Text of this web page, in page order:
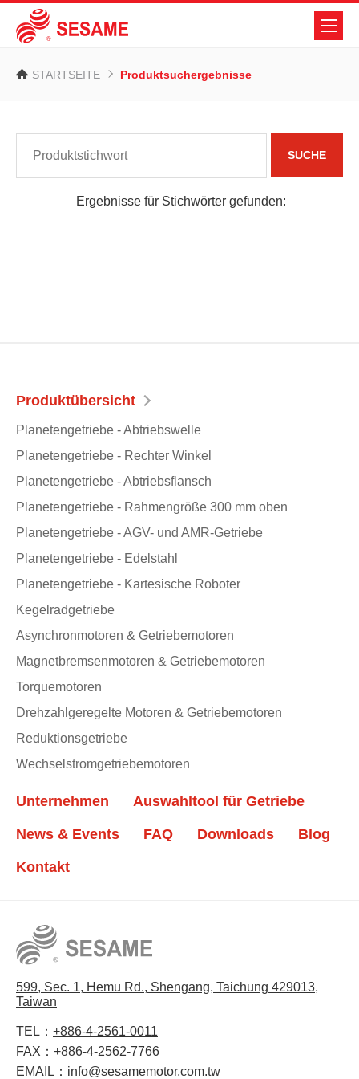
STARTSEITE Produktsuchergebnisse
SUCHE
Ergebnisse für Stichwörter gefunden:
Produktübersicht
Planetengetriebe - Abtriebswelle
Planetengetriebe - Rechter Winkel
Planetengetriebe - Abtriebsflansch
Planetengetriebe - Rahmengröße 300 mm oben
Planetengetriebe - AGV- und AMR-Getriebe
Planetengetriebe - Edelstahl
Planetengetriebe - Kartesische Roboter
Kegelradgetriebe
Asynchronmotoren & Getriebemotoren
Magnetbremsenmotoren & Getriebemotoren
Torquemotoren
Drehzahlgeregelte Motoren & Getriebemotoren
Reduktionsgetriebe
Wechselstromgetriebemotoren
Unternehmen Auswahltool für Getriebe
News & Events FAQ Downloads Blog
Kontakt
599, Sec. 1, Hemu Rd., Shengang, Taichung 429013,
Taiwan
TEL： +886-4-2561-0011
FAX： +886-4-2562-7766
EMAIL： info@sesamemotor.com.tw